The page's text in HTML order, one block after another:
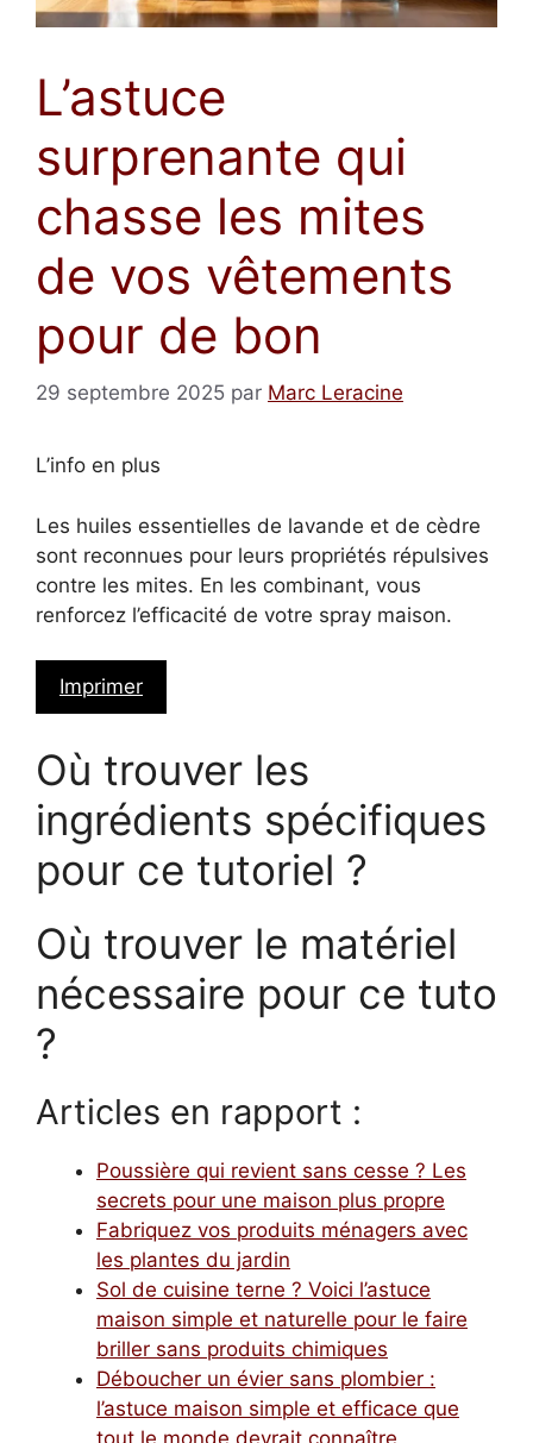
L’astuce
surprenante qui
chasse les mites
de vos vêtements
pour de bon
29 septembre 2025 par Marc Leracine
L’info en plus
Les huiles essentielles de lavande et de cèdre
sont reconnues pour leurs propriétés répulsives
contre les mites. En les combinant, vous
renforcez l’efficacité de votre spray maison.
Imprimer
Où trouver les
ingrédients spécifiques
pour ce tutoriel ?
Où trouver le matériel
nécessaire pour ce tuto
?
Articles en rapport :
Poussière qui revient sans cesse ? Les
secrets pour une maison plus propre
Fabriquez vos produits ménagers avec
les plantes du jardin
Sol de cuisine terne ? Voici l’astuce
maison simple et naturelle pour le faire
briller sans produits chimiques
Déboucher un évier sans plombier :
l’astuce maison simple et efficace que
tout le monde devrait connaître